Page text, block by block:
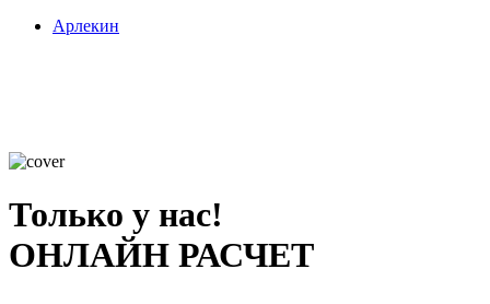
Арлекин
Только у нас!
ОНЛАЙН РАСЧЕТ